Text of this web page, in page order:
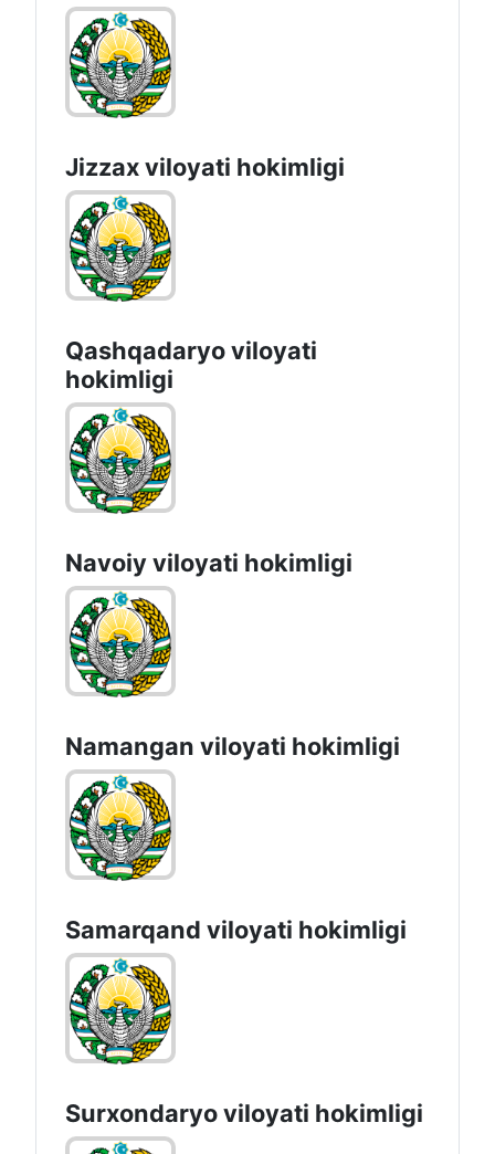
Jizzах vilоyati hоkimligi
Qashqadaryo viloyati
hоkimligi
Navoiy vilоyati hоkimligi
Namangan vilоyati hоkimligi
Samarqand viloyati hokimligi
Surxondaryo vilоyati hоkimligi